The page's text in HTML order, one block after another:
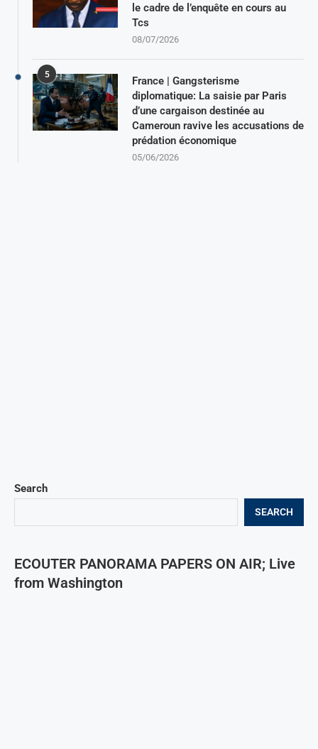
Search
SEARCH
ECOUTER PANORAMA PAPERS ON AIR; Live
from Washington
le cadre de l’enquête en cours au
Tcs
08/07/2026
5
France | Gangsterisme
diplomatique: La saisie par Paris
d’une cargaison destinée au
Cameroun ravive les accusations de
prédation économique
05/06/2026